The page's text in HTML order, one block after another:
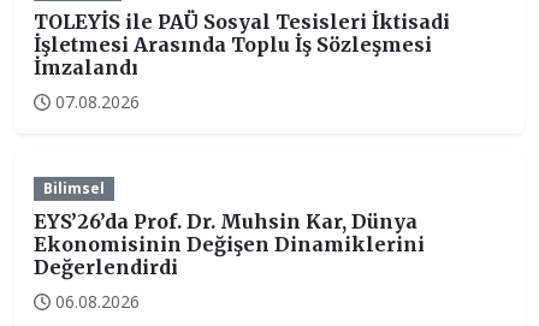
TOLEYİS ile PAÜ Sosyal Tesisleri İktisadi
İşletmesi Arasında Toplu İş Sözleşmesi
İmzalandı
07.08.2026
Bilimsel
EYS’26’da Prof. Dr. Muhsin Kar, Dünya
Ekonomisinin Değişen Dinamiklerini
Değerlendirdi
06.08.2026